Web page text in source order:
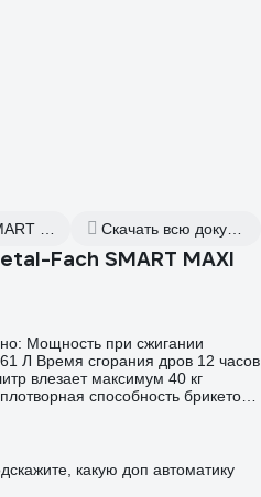
Инструкция к Metal-Fach SMART MAXI 20 30046 Скачать всю документацию
Fach SMART MAXI
Л Время сгорания дров 12 часов
влезает максимум 40 кг
Таким образом общее количество
на КПД
10 кВт мощности
"Мощность при сжигании
мощность котла?
какую доп автоматику